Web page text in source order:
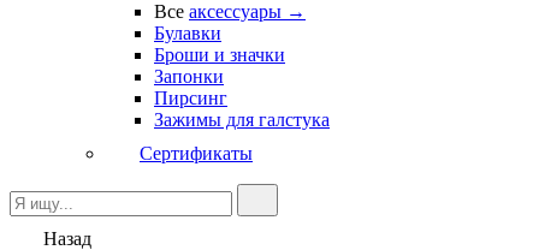
Все аксессуары →
Булавки
Броши и значки
Запонки
Пирсинг
Зажимы для галстука
Сертификаты
Назад